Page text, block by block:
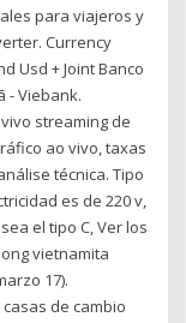
para viajeros y
Currency
Usd + Joint Banco
- Viebank.
streaming de
ao vivo, taxas
técnica. Tipo
es de 220 v,
el tipo C, Ver los
vietnamita
17).
de cambio